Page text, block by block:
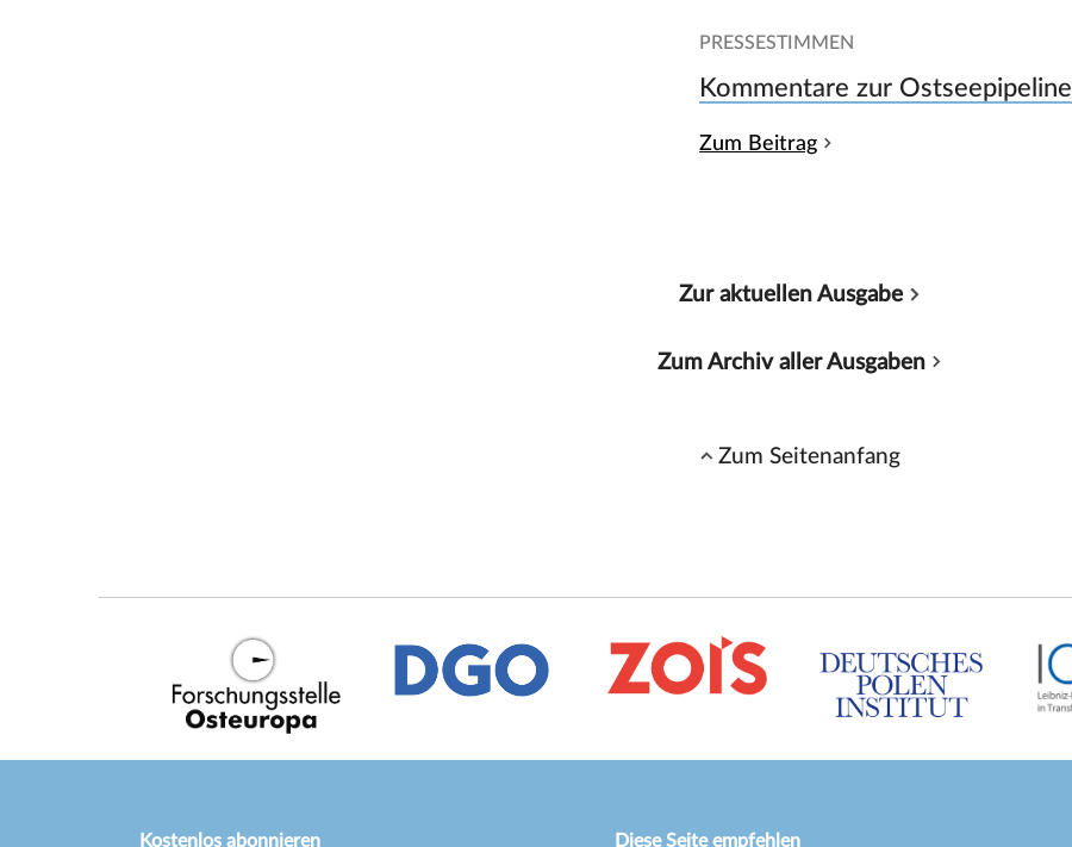
PRESSESTIMMEN
Kommentare zur Ostseepipeline
Zum Beitrag
Zur aktuellen Ausgabe
Zum Archiv aller Ausgaben
Zum Seitenanfang
Kostenlos abonnieren Diese Seite empfehlen